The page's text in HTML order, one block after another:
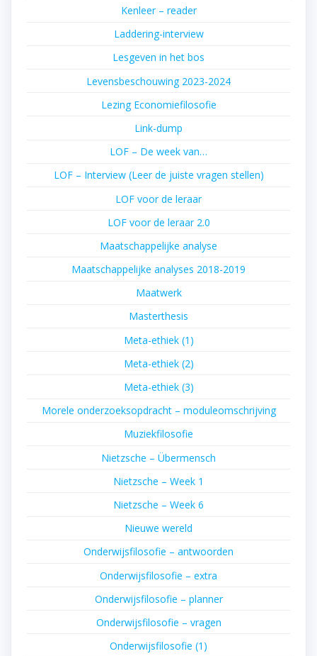
Kenleer – reader
Laddering-interview
Lesgeven in het bos
Levensbeschouwing 2023-2024
Lezing Economiefilosofie
Link-dump
LOF – De week van…
LOF – Interview (Leer de juiste vragen stellen)
LOF voor de leraar
LOF voor de leraar 2.0
Maatschappelijke analyse
Maatschappelijke analyses 2018-2019
Maatwerk
Masterthesis
Meta-ethiek (1)
Meta-ethiek (2)
Meta-ethiek (3)
Morele onderzoeksopdracht – moduleomschrijving
Muziekfilosofie
Nietzsche – Übermensch
Nietzsche – Week 1
Nietzsche – Week 6
Nieuwe wereld
Onderwijsfilosofie – antwoorden
Onderwijsfilosofie – extra
Onderwijsfilosofie – planner
Onderwijsfilosofie – vragen
Onderwijsfilosofie (1)